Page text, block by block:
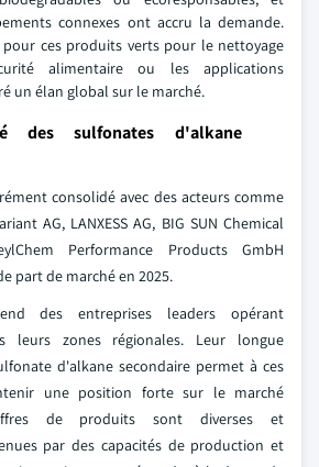
connexes ont accru la demande.
ces produits verts pour le nettoyage
alimentaire ou les applications
un élan global sur le marché.
des sulfonates d'alkane
consolidé avec des acteurs comme
AG, LANXESS AG, BIG SUN Chemical
Performance Products GmbH
part de marché en 2025.
des entreprises leaders opérant
leurs zones régionales. Leur longue
d'alkane secondaire permet à ces
une position forte sur le marché
de produits sont diverses et
par des capacités de production et